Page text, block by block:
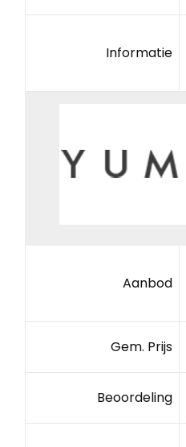
Informatie
Aanbod
Gem. Prijs
Beoordeling